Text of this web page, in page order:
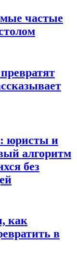
частые
юристы и
алгоритм
без
как
в